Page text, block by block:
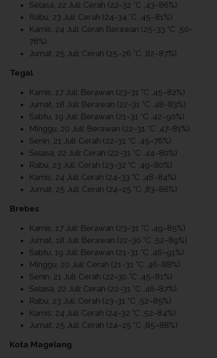
Selasa, 22 Juli: Cerah (22–32 °C ,43–86%)
Rabu, 23 Juli: Cerah (24–34 °C ,45–81%)
Kamis, 24 Juli: Cerah Berawan (25–33 °C ,50–
78%)
Jumat, 25 Juli: Cerah (25–26 °C ,82–87%)
Tegal
Kamis, 17 Juli: Berawan (23–31 °C ,45–82%)
Jumat, 18 Juli: Berawan (22–31 °C ,48–83%)
Sabtu, 19 Juli: Berawan (21–31 °C ,42–90%)
Minggu, 20 Juli: Berawan (22–31 °C ,47–81%)
Senin, 21 Juli: Cerah (22–31 °C ,45–76%)
Selasa, 22 Juli: Cerah (22–31 °C ,44–80%)
Rabu, 23 Juli: Cerah (23–32 °C ,49–80%)
Kamis, 24 Juli: Cerah (24–33 °C ,48–84%)
Jumat, 25 Juli: Cerah (24–25 °C ,83–86%)
Brebes
Kamis, 17 Juli: Berawan (23–31 °C ,49–85%)
Jumat, 18 Juli: Berawan (22–30 °C ,52–89%)
Sabtu, 19 Juli: Berawan (21–31 °C ,46–91%)
Minggu, 20 Juli: Cerah (21–31 °C ,46–88%)
Senin, 21 Juli: Cerah (22–30 °C ,45–81%)
Selasa, 22 Juli: Cerah (22–31 °C ,46–87%)
Rabu, 23 Juli: Cerah (23–31 °C ,52–85%)
Kamis, 24 Juli: Cerah (24–32 °C ,52–84%)
Jumat, 25 Juli: Cerah (24–25 °C ,85–88%)
Kota Magelang